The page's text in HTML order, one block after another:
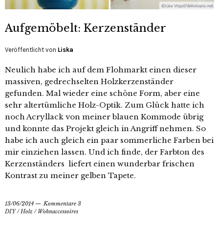
Aufgemöbelt: Kerzenständer
Veröffentlicht von Liska
Neulich habe ich auf dem Flohmarkt einen dieser
massiven, gedrechselten Holzkerzenständer
gefunden. Mal wieder eine schöne Form, aber eine
sehr altertümliche Holz-Optik. Zum Glück hatte ich
noch Acryllack von meiner blauen Kommode übrig
und konnte das Projekt gleich in Angriff nehmen. So
habe ich auch gleich ein paar sommerliche Farben bei
mir einziehen lassen. Und ich finde, der Farbton des
Kerzenständers liefert einen wunderbar frischen
Kontrast zu meiner gelben Tapete.
13/06/2014
Kommentare 3
DIY/Holz / Wohnaccessoires